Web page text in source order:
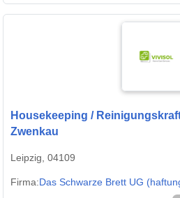
Housekeeping /
Zwenkau
Leipzig, 04109
Firma:Das Schwarze Brett UG